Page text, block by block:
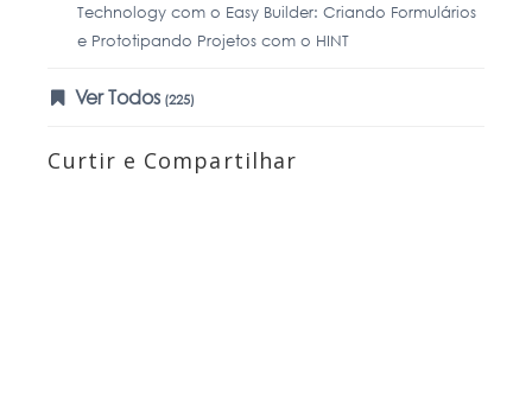
Technology com o Easy Builder: Criando Formulários
e Prototipando Projetos com o HINT
Ver Todos (225)
Curtir e Compartilhar